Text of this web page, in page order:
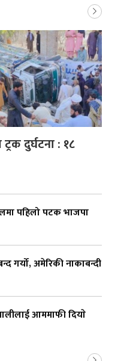
दुर्घटना : १८
पहिलो पटक भाजपा
गर्यो, अमेरिकी नाकाबन्दी
आममाफी दियाे